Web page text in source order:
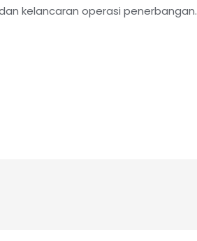
kelancaran operasi penerbangan.